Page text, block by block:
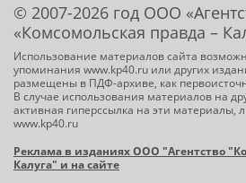
© 2007-2026 год ООО
«Комсомольская правда –
Использование материалов сайта
упоминания www.kp40.ru или других
размещены в ПДФ-архиве, как
В случае использования материалов на
активная гиперссылка на эти материалы,
www.kp40.ru
Реклама в изданиях ООО "Агентство
Калуга" и на сайте